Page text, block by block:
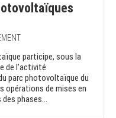
participe, sous la
de l’activité
parc photovoltaïque du
opérations de mises en
phases...